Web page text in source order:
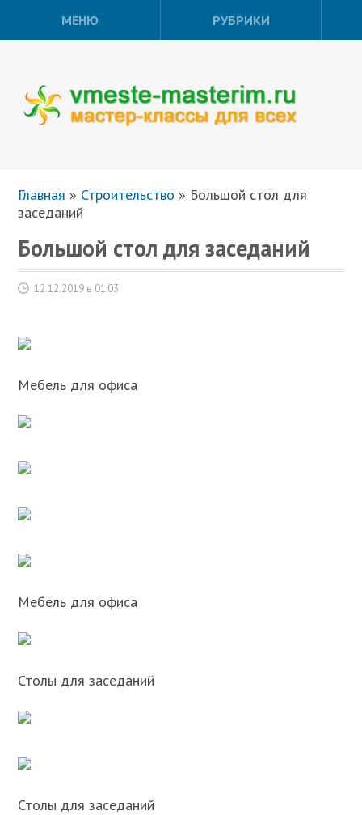
МЕНЮ РУБРИКИ
Главная » Строительство » Большой стол для
заседаний
Большой стол для заседаний
12.12.2019 в 01:03
Мебель для офиса
Мебель для офиса
Столы для заседаний
Столы для заседаний